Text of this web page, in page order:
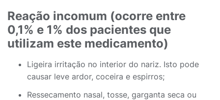
Reação incomum (ocorre entre
0,1% e 1% dos pacientes que
utilizam este medicamento)
Ligeira irritação no interior do nariz. Isto pode
causar leve ardor, coceira e espirros;
Ressecamento nasal, tosse, garganta seca ou